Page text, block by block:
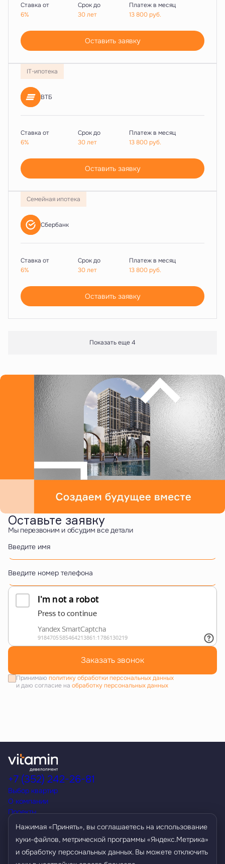
Ставка от
6%
Срок до
30 лет
Платеж в месяц
13 800руб.
Оставить заявку
IT-ипотека
ВТБ
Ставка от
6%
Срок до
30 лет
Платеж в месяц
13 800руб.
Оставить заявку
Семейная ипотека
Сбербанк
Ставка от
6%
Срок до
30 лет
Платеж в месяц
13 800руб.
Оставить заявку
Показать еще 4
Оставьте заявку
Мы перезвоним и обсудим все детали
Введите имя
Введите номер телефона
Заказать звонок
Принимаю политику обработки персональных данных
и даю согласие на обработку персональных данных
Выбор квартир
О компании
Проекты
Акции
Способы покупки
Условия кредитования
Контакты
+7 (352) 242-26-81
Нажимая «Принять», вы соглашаетесь на использование
куки-файлов, метрической программы «Яндекс.Метрика»
и обработку персональных данных. Вы можете отключить